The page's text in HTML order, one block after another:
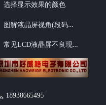
18938665495
选择显示效果的颜色
图
解液晶屏视角(段码液晶6点、12点视角选择）
常
见LCD液晶屏不良现象